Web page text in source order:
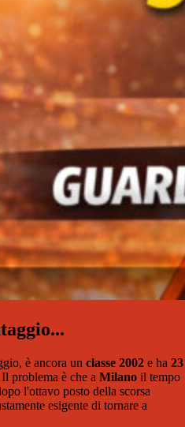
è ancora un classe 2002 e ha 23
problema è che a Milano il tempo
l'ottavo posto della scorsa
esigente di tornare a